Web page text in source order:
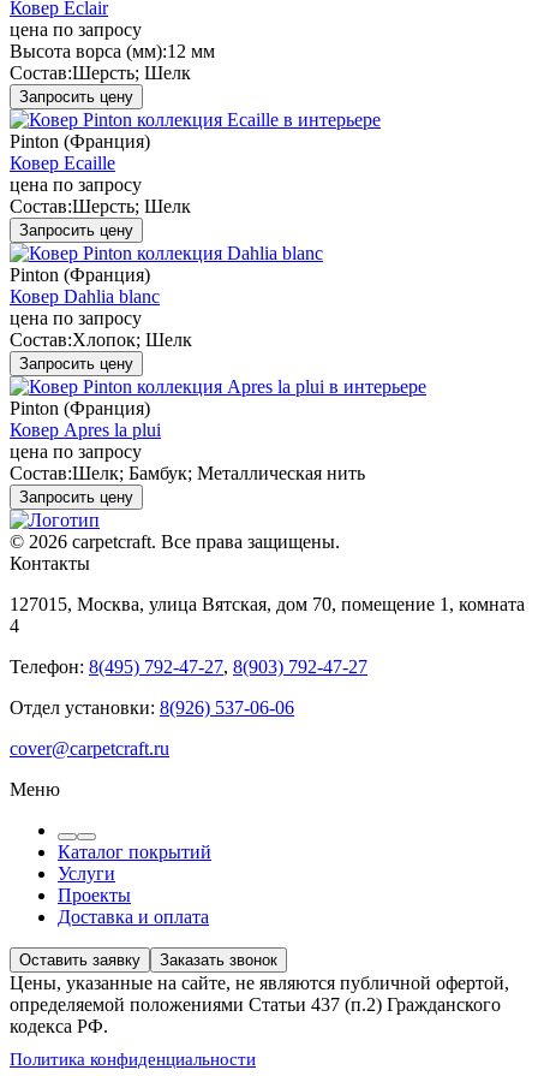
Ковер Eclair
цена по запросу
Высота ворса (мм):12 мм
Состав:Шерсть; Шелк
Запросить цену
Pinton (Франция)
Ковер Ecaille
цена по запросу
Состав:Шерсть; Шелк
Запросить цену
Pinton (Франция)
Ковер Dahlia blanc
цена по запросу
Состав:Хлопок; Шелк
Запросить цену
Pinton (Франция)
Ковер Apres la plui
цена по запросу
Состав:Шелк; Бамбук; Металлическая нить
Запросить цену
© 2026 carpetcraft. Все права защищены.
Контакты
127015, Москва, улица Вятская, дом 70, помещение 1, комната
4
Телефон: 8(495) 792-47-27, 8(903) 792-47-27
Отдел установки: 8(926) 537-06-06
cover@carpetcraft.ru
Меню
Каталог покрытий
Услуги
Проекты
Доставка и оплата
Оставить заявку Заказать звонок
Цены, указанные на сайте, не являются публичной офертой,
определяемой положениями Статьи 437 (п.2) Гражданского
кодекса РФ.
Политика конфиденциальности